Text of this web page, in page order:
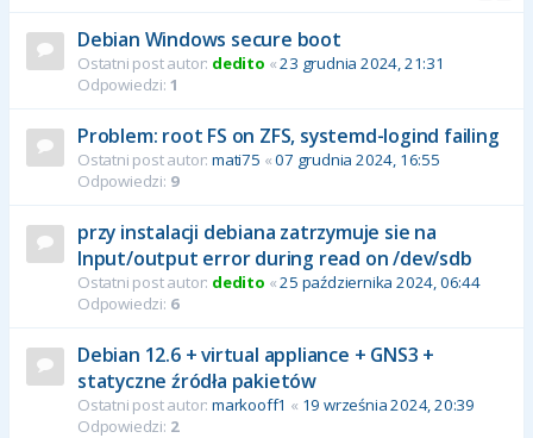
Debian Windows secure boot
Ostatni post autor: dedito «23 grudnia 2024, 21:31
Odpowiedzi: 1
Problem: root FS on ZFS, systemd-logind failing
Ostatni post autor: mati75 «07 grudnia 2024, 16:55
Odpowiedzi: 9
przy instalacji debiana zatrzymuje sie na
Input/output error during read on /dev/sdb
Ostatni post autor: dedito «25 października 2024, 06:44
Odpowiedzi: 6
Debian 12.6 + virtual appliance + GNS3 +
statyczne źródła pakietów
Ostatni post autor: markooff1 « 19 września 2024, 20:39
Odpowiedzi: 2